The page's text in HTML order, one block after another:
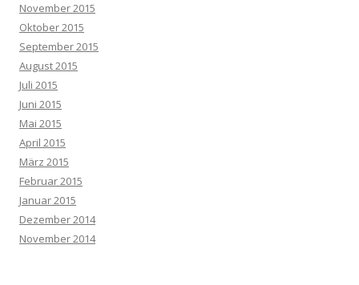
November 2015
Oktober 2015
September 2015
August 2015
Juli 2015
Juni 2015
Mai 2015
April 2015
März 2015
Februar 2015
Januar 2015
Dezember 2014
November 2014